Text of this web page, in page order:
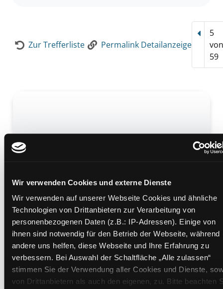
Wir verwenden Cookies und externe Dienste
Wir verwenden auf unserer Webseite Cookies und ähnliche
Technologien von Drittanbietern zur Verarbeitung von
personenbezogenen Daten (z.B.: IP-Adressen). Einige von
ihnen sind notwendig für den Betrieb der Webseite, während
andere uns helfen, diese Webseite und Ihre Erfahrung zu
verbessern. Bei Auswahl der Schaltfläche „Alle zulassen“
stimmen Sie der Verwendung aller Cookies und Dienste,
von Drittanbietern als auch den eigenen, zu. Bitte beachten
Zur Trefferliste Permalink Detailanzeige
5
59
Baskerville Hall
Verfasser:Standish, Ali
Mehr Informationen ein-/ausblenden
Bände
Medium auf die Postliste setzen